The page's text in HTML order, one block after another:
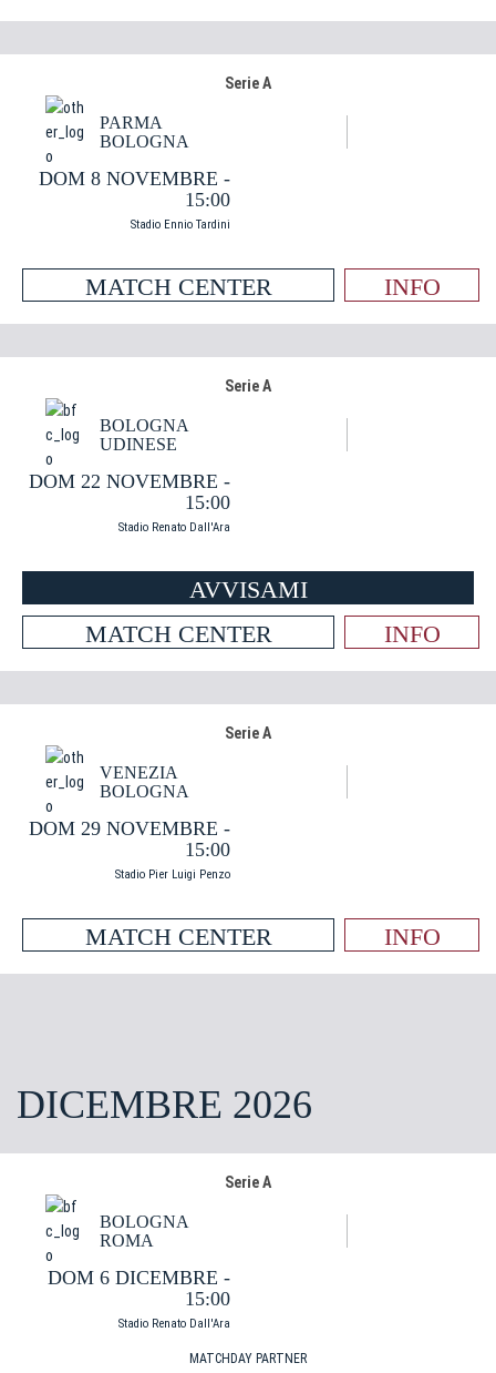
Serie A
PARMA
BOLOGNA
DOM 8 NOVEMBRE -
15:00
Stadio Ennio Tardini
MATCH CENTER INFO
Serie A
BOLOGNA
UDINESE
DOM 22 NOVEMBRE -
15:00
Stadio Renato Dall'Ara
AVVISAMI
MATCH CENTER
INFO
Serie A
VENEZIA
BOLOGNA
DOM 29 NOVEMBRE -
15:00
Stadio Pier Luigi Penzo
MATCH CENTER INFO
DICEMBRE 2026
Serie A
BOLOGNA
ROMA
DOM 6 DICEMBRE -
15:00
Stadio Renato Dall'Ara
MATCHDAY PARTNER